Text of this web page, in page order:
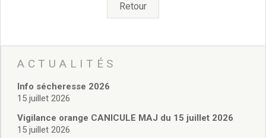
Pour venir nous voir
administratives
Services Techniques
Affaires Scolaires
Vie associative
Police Municipale/règlementation
Cimetière/réglementation funéraire
Retour
ACTUALITÉS
Info sécheresse 2026
15 juillet 2026
Vigilance orange CANICULE MAJ du 15 juillet 2026
15 juillet 2026